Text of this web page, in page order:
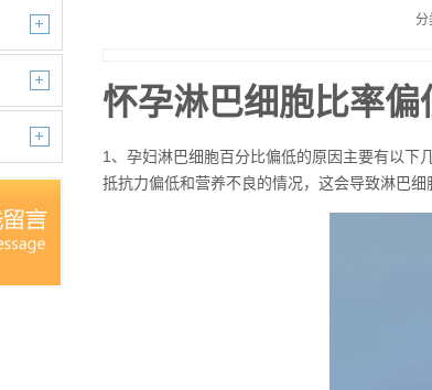
分
怀孕淋巴细胞比率
1、孕妇淋巴细胞百分比偏低的原因主要有以下
抵抗力偏低和营养不良的情况，这会导致淋巴